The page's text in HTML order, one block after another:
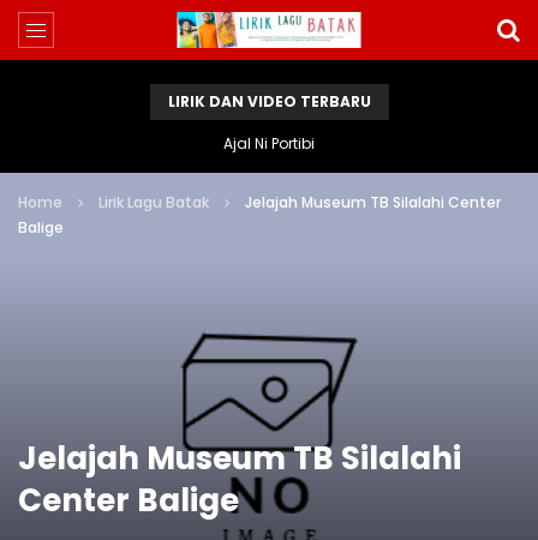
LIRIK DAN VIDEO TERBARU
Ajal Ni Portibi
Home Lirik Lagu Batak
Jelajah Museum TB Silalahi Center
Balige
Jelajah Museum TB Silalahi
Center Balige